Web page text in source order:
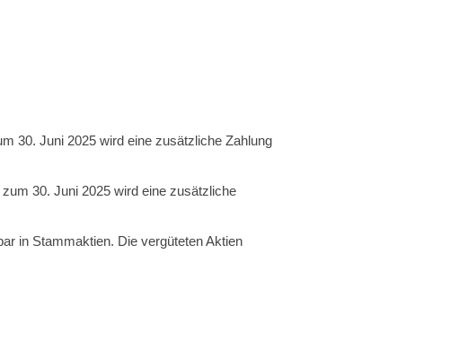
30. Juni 2025 wird eine zusätzliche Zahlung
30. Juni 2025 wird eine zusätzliche
in Stammaktien. Die vergüteten Aktien